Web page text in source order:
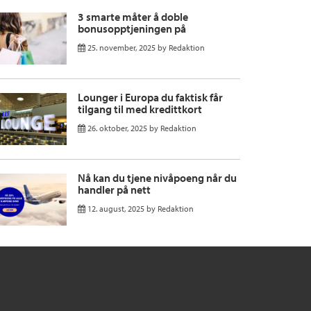
3 smarte måter å doble
bonusopptjeningen på
25. november, 2025 by Redaktion
Lounger i Europa du faktisk får
tilgang til med kredittkort
26. oktober, 2025 by Redaktion
Nå kan du tjene nivåpoeng når du
handler på nett
12. august, 2025 by Redaktion